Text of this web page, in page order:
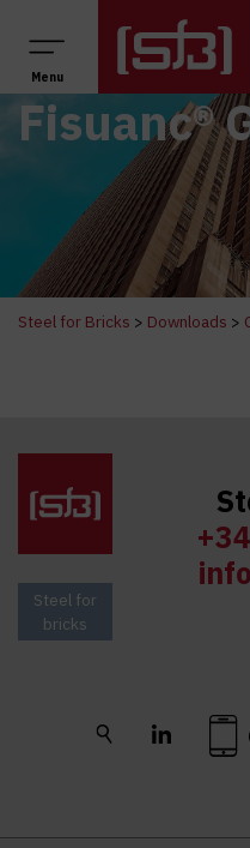
Main Navigation
Menu
Fisuanc®
Steel for Bricks > Downloads >
Steel for
bricks
BuscarLinkedIn